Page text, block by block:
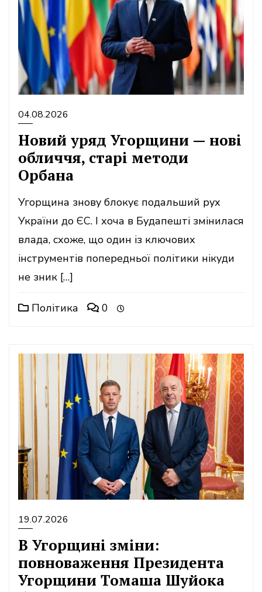
04.08.2026
Новий уряд Угорщини — нові
обличчя, старі методи
Орбана
Угорщина знову блокує подальший рух
України до ЄС. І хоча в Будапешті змінилася
влада, схоже, що один із ключових
інструментів попередньої політики нікуди
не зник […]
Політика 0
19.07.2026
В Угорщині зміни:
повноваження Президента
Угорщини Томаша Шуйока